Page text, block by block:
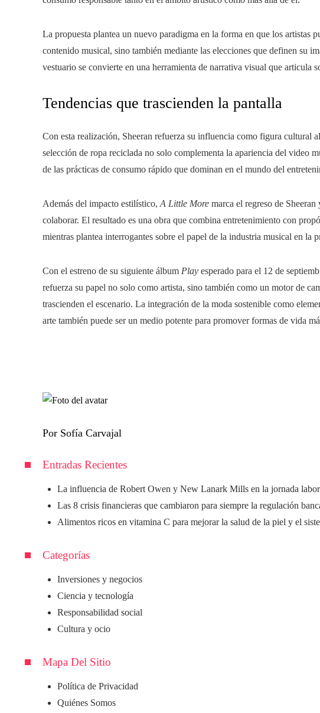
La propuesta plantea un nuevo paradigma en la forma en que los artistas
contenido musical, sino también mediante las elecciones que definen su
vestuario se convierte en una herramienta de narrativa visual que articula
Tendencias que trascienden la pantalla
Con esta realización, Sheeran refuerza su influencia como figura cultural
selección de ropa reciclada no solo complementa la apariencia del video
de las prácticas de consumo rápido que dominan en el mundo del
Además del impacto estilístico, A Little More marca el regreso de
colaborar. El resultado es una obra que combina entretenimiento con
mientras plantea interrogantes sobre el papel de la industria musical en la
Con el estreno de su siguiente álbum Play esperado para el 12 de
refuerza su papel no solo como artista, sino también como un motor de
trascienden el escenario. La integración de la moda sostenible como
arte también puede ser un medio potente para promover formas de vida
Por Sofía Carvajal
Entradas Recientes
La influencia de Robert Owen y New Lanark Mills en la jornada
Las 8 crisis financieras que cambiaron para siempre la regulación
Alimentos ricos en vitamina C para mejorar la salud de la piel y el
Categorías
Inversiones y negocios
Ciencia y tecnología
Responsabilidad social
Cultura y ocio
Mapa Del Sitio
Política de Privacidad
Quiénes Somos